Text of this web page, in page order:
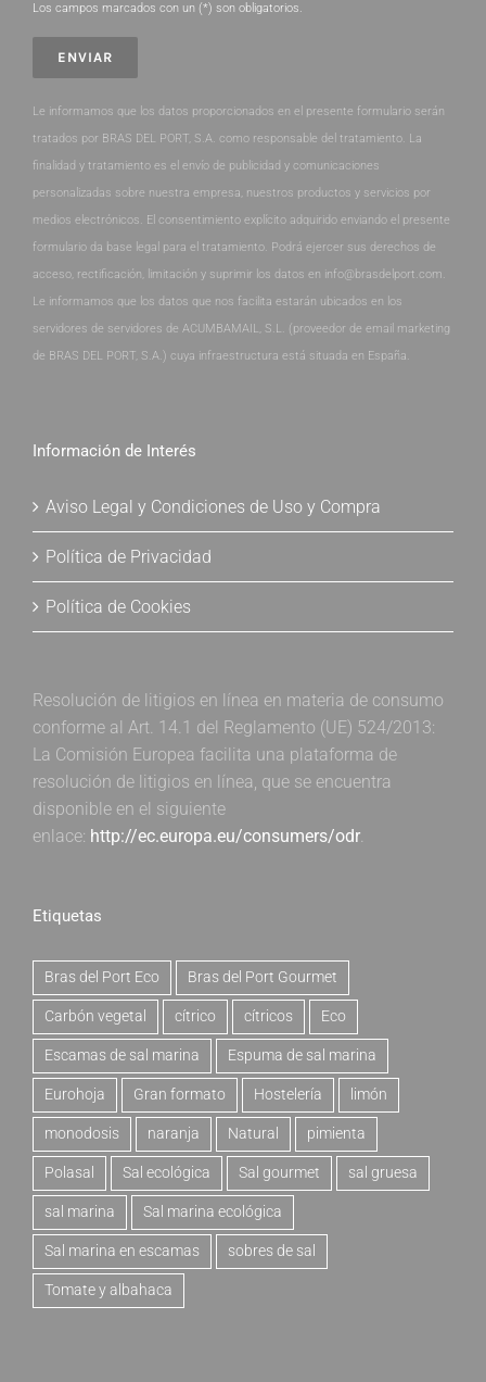
Los campos marcados con un (*) son obligatorios.
Le informamos que los datos proporcionados en el presente formulario serán
tratados por BRAS DEL PORT, S.A. como responsable del tratamiento. La
finalidad y tratamiento es el envío de publicidad y comunicaciones
personalizadas sobre nuestra empresa, nuestros productos y servicios por
medios electrónicos. El consentimiento explícito adquirido enviando el presente
formulario da base legal para el tratamiento. Podrá ejercer sus derechos de
acceso, rectificación, limitación y suprimir los datos en info@brasdelport.com.
Le informamos que los datos que nos facilita estarán ubicados en los
servidores de servidores de ACUMBAMAIL, S.L. (proveedor de email marketing
de BRAS DEL PORT, S.A.) cuya infraestructura está situada en España.
Información de Interés
Aviso Legal y Condiciones de Uso y Compra
Política de Privacidad
Política de Cookies
Resolución de litigios en línea en materia de consumo
conforme al Art. 14.1 del Reglamento (UE) 524/2013:
La Comisión Europea facilita una plataforma de
resolución de litigios en línea, que se encuentra
disponible en el siguiente
enlace: http://ec.europa.eu/consumers/odr.
Etiquetas
Bras del Port Eco Bras del Port Gourmet
Carbón vegetal cítrico cítricos Eco
Escamas de sal marina Espuma de sal marina
Eurohoja Gran formato Hostelería limón
monodosis naranja Natural pimienta
Polasal Sal ecológica Sal gourmet sal gruesa
sal marina Sal marina ecológica
Sal marina en escamas sobres de sal
Tomate y albahaca